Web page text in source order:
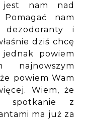
nam nad
nam
dezodoranty i
dziś chcę
powiem
powiem Wam
Wiem, że
spotkanie z
ma już za